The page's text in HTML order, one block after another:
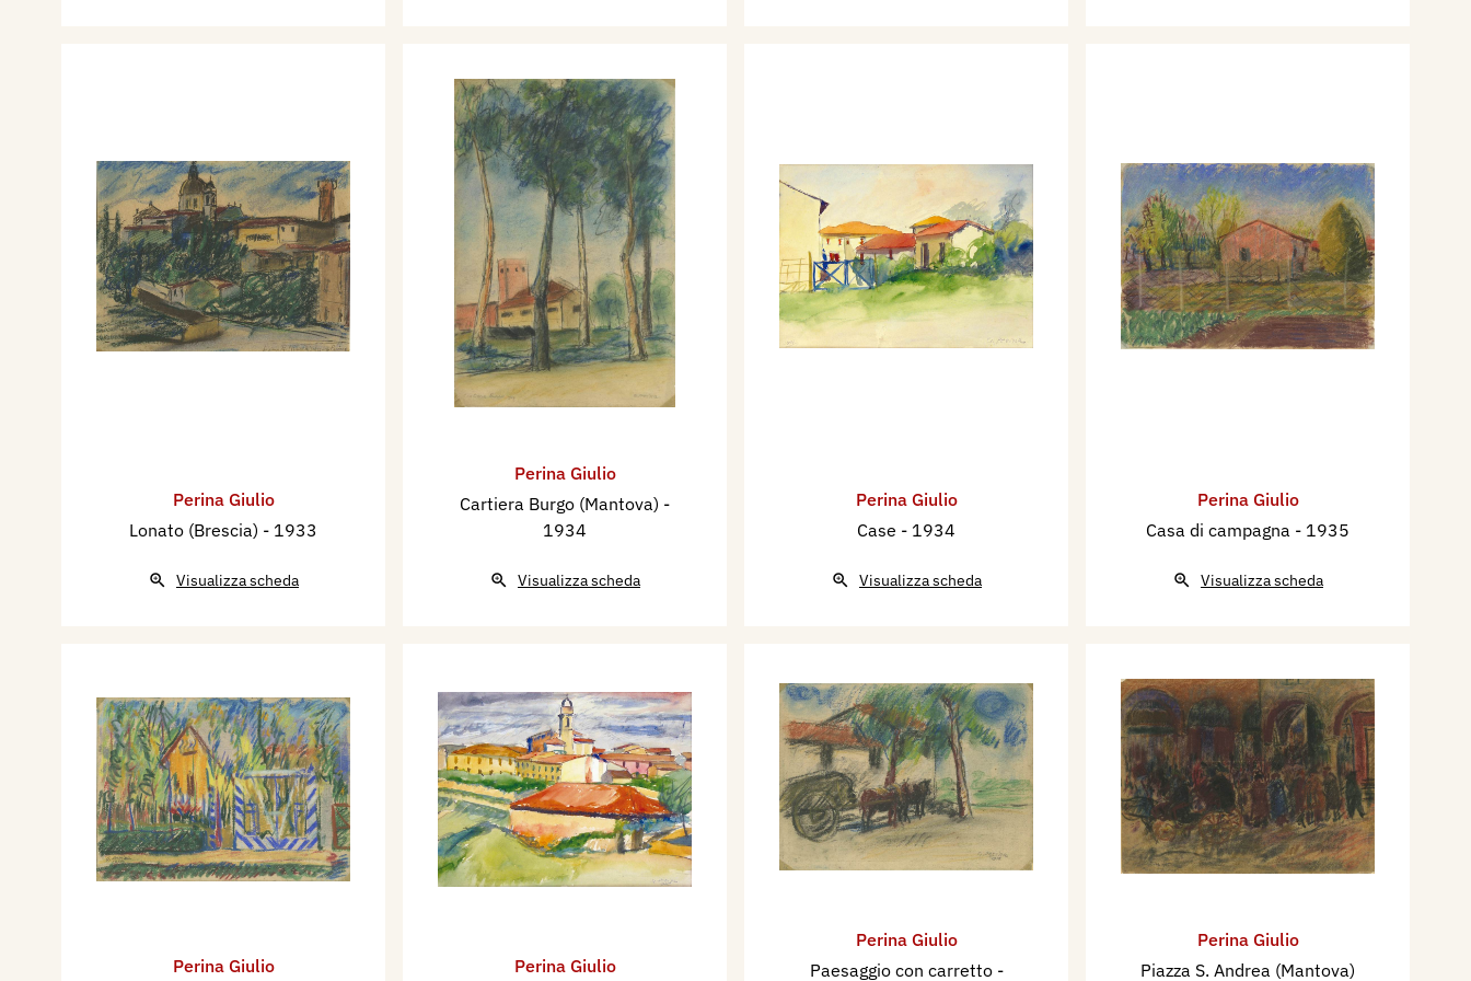
riprende a dipingere il paesaggio e una serie di Nudi,
ottenendo nel 1947 un lusinghiero apprezzamento
La sperimentazione, mai interrotta dall’artista, lo
avvia sulla linea naturalistica informale, che lo
avvicina a Morlotti. Continua la sua partecipazione
alle sole mostre mantovane fino al 1950, con la
partecipazione alla XXV Esposizione Internazionale
d’arte Città di Venezia con il dipinto: Paesaggio visto
dal cavalcavia. Lo stesso anno partecipa al III
Premio Suzzara, al Premio Nazionale “F. T. Michetti”,
antologica alla Casa del Mantegna di Mantova,
presentato in catalogo da Costantino Baroni. Negli
Pittura di Bozzolo (MN); nel 1955 alla Mostra
Nazionale di Milano al Palazzo della Permanente; nel
1958 personale al Circolo La Rovere di Mantova;
Mostra della Federazione degli Artisti alla Galleria
d’Arte La Gonzaghesca di Mantova; Mostra collettiva
della Federazione degli artisti alla Galleria La
Gonzaghesca di Mantova; nel 1959 alla Collettiva di
pittori mantovani alla Galleria La Gonzaghesca di
Perina Giulio
Lonato (Brescia) - 1933
Visualizza scheda
Perina Giulio
Cartiera Burgo (Mantova) -
1934
Visualizza scheda
Perina Giulio
Case - 1934
Visualizza scheda
Perina Giulio
Casa di campagna - 1935
Visualizza scheda
Perina Giulio
Perina Giulio
Perina Giulio
Paesaggio con carretto -
Perina Giulio
Piazza S. Andrea (Mantova)